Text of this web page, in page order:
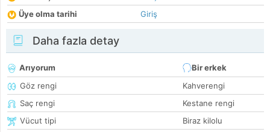
Üye olma tarihi
Giriş
Daha fazla detay
Arıyorum
Bir erkek
Göz rengi
Kahverengi
Saç rengi
Kestane rengi
Vücut tipi
Biraz kilolu